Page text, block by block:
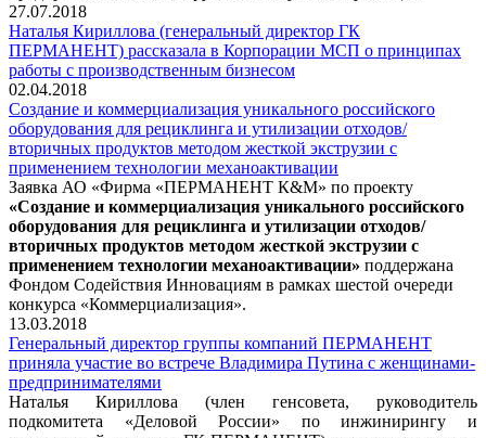
27.07.2018
Наталья Кириллова (генеральный директор ГК
ПЕРМАНЕНТ) рассказала в Корпорации МСП о принципах
работы с производственным бизнесом
02.04.2018
Создание и коммерциализация уникального российского
оборудования для рециклинга и утилизации отходов/
вторичных продуктов методом жесткой экструзии с
применением технологии механоактивации
Заявка АО «Фирма «ПЕРМАНЕНТ К&М» по проекту
«Создание и коммерциализация уникального российского
оборудования для рециклинга и утилизации отходов/
вторичных продуктов методом жесткой экструзии с
применением технологии механоактивации» поддержана
Фондом Содействия Инновациям в рамках шестой очереди
конкурса «Коммерциализация».
13.03.2018
Генеральный директор группы компаний ПЕРМАНЕНТ
приняла участие во встрече Владимира Путина с женщинами-
предпринимателями
Наталья Кириллова (член генсовета, руководитель
подкомитета «Деловой России» по инжинирингу и